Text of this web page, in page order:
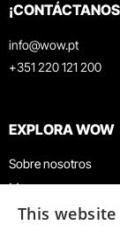
info@wow.pt
+351 220 121 200
EXPLORA WOW
Sobre nosotros
Museos
Agenda
This